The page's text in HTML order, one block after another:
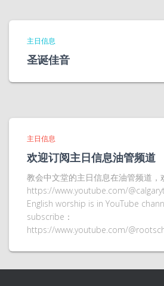
主日信息
圣诞佳音
主日信息
欢迎订阅主日信息油管频道
教会中文堂的主日信息在油管频道，
https://www.youtube.com/
English worship is in YouTube
subscribe：
https://www.youtube.com/